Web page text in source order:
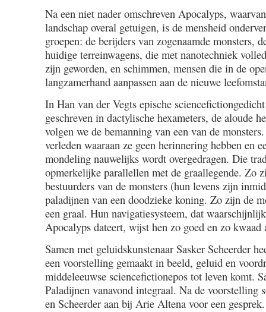
Na een niet nader omschreven Apocalyps,
landschap overal getuigen, is de mensheid
groepen: de berijders van zogenaamde monsters,
huidige terreinwagens, die met nanotechniek
zijn geworden, en schimmen, mensen die in de
langzamerhand aanpassen aan de nieuwe
In Han van der Vegts epische
geschreven in dactylische hexameters, de aloude
volgen we de bemanning van een van de
verleden waaraan ze geen herinnering hebben en
mondeling nauwelijks wordt overgedragen. Die
opmerkelijke parallellen met de graallegende. Zo
bestuurders van de monsters (hun levens zijn
paladijnen van een doodzieke koning. Zo zijn de
een graal. Hun navigatiesysteem, dat
Apocalyps dateert, wijst hen zo goed en zo kwaad
Samen met geluidskunstenaar Sasker Scheerder
een voorstelling gemaakt in beeld, geluid en
middeleeuwse sciencefictionepos tot leven komt.
Paladijnen vanavond integraal. Na de voorstelling
en Scheerder aan bij Arie Altena voor een gesprek.